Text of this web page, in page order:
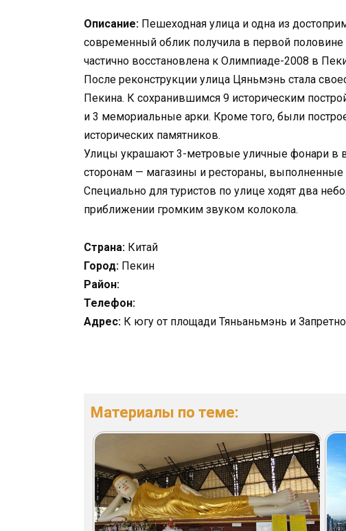
Описание: Пешеходная улица и одна из
современный облик получила в первой
частично восстановлена к Олимпиаде-2008 в
После реконструкции улица Цяньмэнь стала
Пекина. К сохранившимся 9 историческим
и 3 мемориальные арки. Кроме того, были
исторических памятников.
Улицы украшают 3-метровые уличные фонари в
сторонам — магазины и рестораны, выполненные
Специально для туристов по улице ходят два
приближении громким звуком колокола.
Страна: Китай
Город: Пекин
Район:
Телефон:
Адрес: К югу от площади Тяньаньмэнь и
Материалы по теме: